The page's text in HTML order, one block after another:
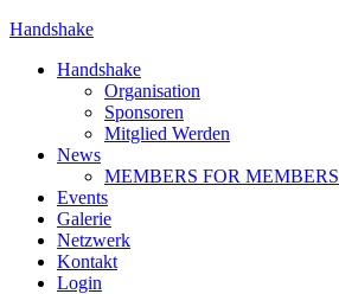
Handshake
Handshake
Organisation
Sponsoren
Mitglied Werden
News
MEMBERS FOR MEMBERS
Events
Galerie
Netzwerk
Kontakt
Login